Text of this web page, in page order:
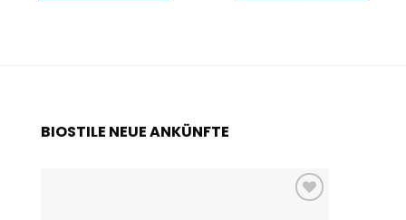
BIOSTILE NEUE ANKÜNFTE